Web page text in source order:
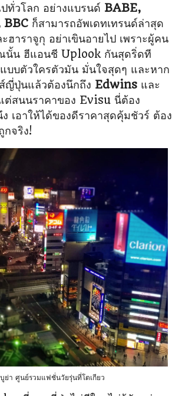
ทั่วโลก อย่างแบรนด์ BABE,
ก็สามารถอัพเดทเทรนด์ล่าสุด
ฮาราจูกุ อย่าเขินอายไป เพราะผู้คน
นั้น ฮีแอนชี Uplook กันสุดริ่ดที
แบบตัวใครตัวมัน มั่นใจสุดๆ และหาก
ญี่ปุ่นแล้วต้องนึกถึง Edwins และ
ต่สนนราคาของ Evisu นี่ต้อง
เอาให้ได้ของดีราคาสุดคุ้มชัวร์ ต้อง
กจริง!
ย่า ศูนย์รวมแฟชั่นวัยรุ่นที่โตเกียว